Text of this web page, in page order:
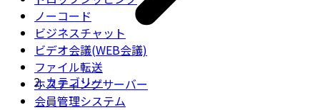
ノーコード
ビジネスチャット
ビデオ会議(WEB会議)
ファイル転送
ホスティングサーバー
会員管理システム
カテゴリー